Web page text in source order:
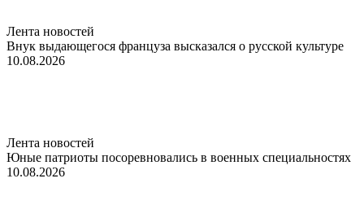
Лента новостей
Внук выдающегося француза высказался о русской культуре
10.08.2026
Лента новостей
Юные патриоты посоревновались в военных специальностях
10.08.2026